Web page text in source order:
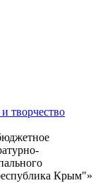
творчество
Крым"»